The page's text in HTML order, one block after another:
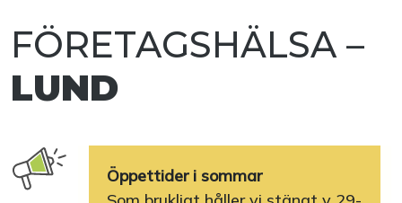
FÖRETAGSHÄLSA –
LUND
Öppettider i sommar